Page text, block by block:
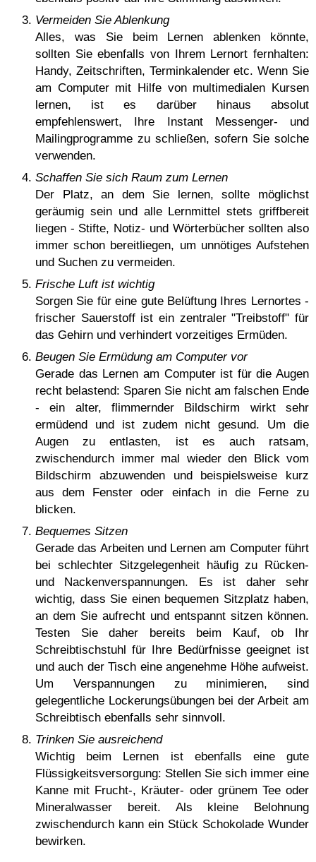
Vermeiden Sie Ablenkung
Alles, was Sie beim Lernen ablenken könnte,
sollten Sie ebenfalls von Ihrem Lernort fernhalten:
Handy, Zeitschriften, Terminkalender etc. Wenn Sie
am Computer mit Hilfe von multimedialen Kursen
lernen, ist es darüber hinaus absolut
empfehlenswert, Ihre Instant Messenger- und
Mailingprogramme zu schließen, sofern Sie solche
verwenden.
Schaffen Sie sich Raum zum Lernen
Der Platz, an dem Sie lernen, sollte möglichst
geräumig sein und alle Lernmittel stets griffbereit
liegen - Stifte, Notiz- und Wörterbücher sollten also
immer schon bereitliegen, um unnötiges Aufstehen
und Suchen zu vermeiden.
Frische Luft ist wichtig
Sorgen Sie für eine gute Belüftung Ihres Lernortes -
frischer Sauerstoff ist ein zentraler "Treibstoff" für
das Gehirn und verhindert vorzeitiges Ermüden.
Beugen Sie Ermüdung am Computer vor
Gerade das Lernen am Computer ist für die Augen
recht belastend: Sparen Sie nicht am falschen Ende
- ein alter, flimmernder Bildschirm wirkt sehr
ermüdend und ist zudem nicht gesund. Um die
Augen zu entlasten, ist es auch ratsam,
zwischendurch immer mal wieder den Blick vom
Bildschirm abzuwenden und beispielsweise kurz
aus dem Fenster oder einfach in die Ferne zu
blicken.
Bequemes Sitzen
Gerade das Arbeiten und Lernen am Computer führt
bei schlechter Sitzgelegenheit häufig zu Rücken-
und Nackenverspannungen. Es ist daher sehr
wichtig, dass Sie einen bequemen Sitzplatz haben,
an dem Sie aufrecht und entspannt sitzen können.
Testen Sie daher bereits beim Kauf, ob Ihr
Schreibtischstuhl für Ihre Bedürfnisse geeignet ist
und auch der Tisch eine angenehme Höhe aufweist.
Um Verspannungen zu minimieren, sind
gelegentliche Lockerungsübungen bei der Arbeit am
Schreibtisch ebenfalls sehr sinnvoll.
Trinken Sie ausreichend
Wichtig beim Lernen ist ebenfalls eine gute
Flüssigkeitsversorgung: Stellen Sie sich immer eine
Kanne mit Frucht-, Kräuter- oder grünem Tee oder
Mineralwasser bereit. Als kleine Belohnung
zwischendurch kann ein Stück Schokolade Wunder
bewirken.